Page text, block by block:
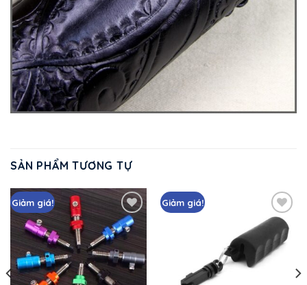
SẢN PHẨM TƯƠNG TỰ
Giảm giá!
Add
to
wishlist
Giảm giá!
Add
wishlist